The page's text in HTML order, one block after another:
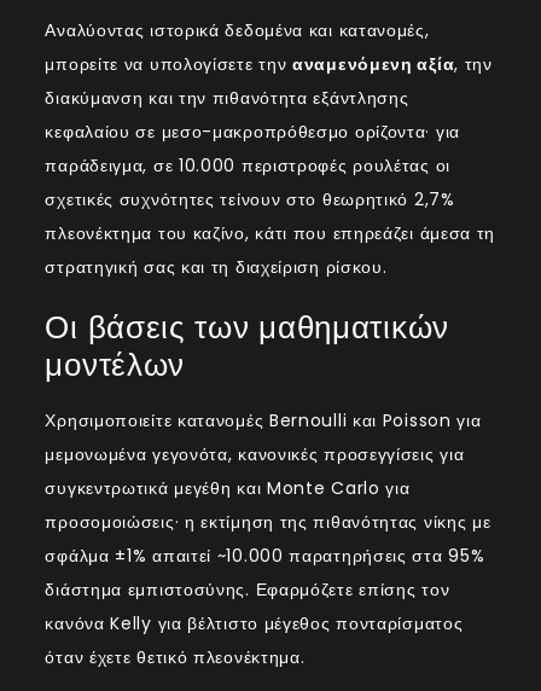
Αναλύοντας ιστορικά δεδομένα και κατανομές,
μπορείτε να υπολογίσετε τηναναμενόμενη αξία, την
διακύμανση και την πιθανότητα εξάντλησης
κεφαλαίου σε μεσο-μακροπρόθεσμο ορίζοντα· για
παράδειγμα, σε 10.000 περιστροφές ρουλέτας οι
σχετικές συχνότητες τείνουν στο θεωρητικό 2,7%
πλεονέκτημα του καζίνο, κάτι που επηρεάζει άμεσα τη
στρατηγική σας και τη διαχείριση ρίσκου.
Οι βάσεις των μαθηματικών
μοντέλων
Χρησιμοποιείτε κατανομές Bernoulli και Poisson για
μεμονωμένα γεγονότα, κανονικές προσεγγίσεις για
συγκεντρωτικά μεγέθη και Monte Carlo για
προσομοιώσεις· η εκτίμηση της πιθανότητας νίκης με
σφάλμα ±1% απαιτεί ~10.000 παρατηρήσεις στα 95%
διάστημα εμπιστοσύνης. Εφαρμόζετε επίσης τον
κανόνα Kelly για βέλτιστο μέγεθος πονταρίσματος
όταν έχετε θετικό πλεονέκτημα.